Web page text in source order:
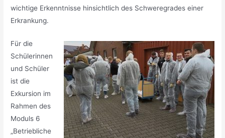
wichtige Erkenntnisse hinsichtlich des Schweregrades einer
Erkrankung.
Für die
Schülerinnen
und Schüler
ist die
Exkursion im
Rahmen des
Moduls 6
„Betriebliche